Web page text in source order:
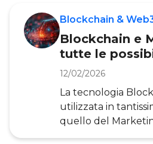
tracciamento.
sollevato
in merito alla
degli utenti. In
preoccupazioni
vigore nel 2018,
quadro normativo
imponendo alle
Blockchain &
Blockchain e
tutte le
12/02/2026
La tecnologia
utilizzata in
quello del
spiegato a più